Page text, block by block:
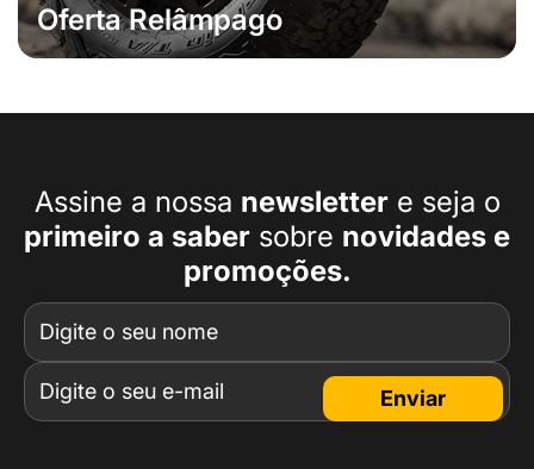
Oferta Relâmpago
Assine a nossa newslettere seja o
primeiro a saber sobre novidades e
promoções.
Enviar